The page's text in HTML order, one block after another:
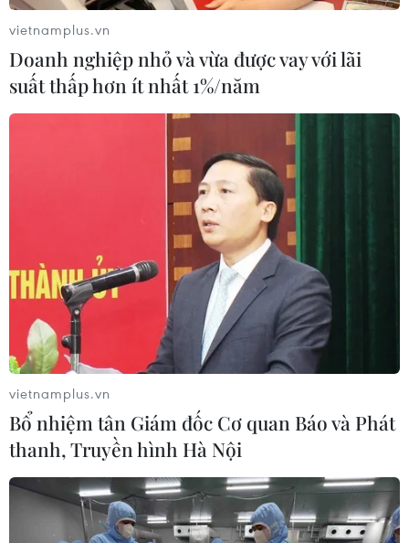
Khơi dậy khát vọng cống hiến của thế hệ
trẻ Việt Nam khắp năm châu
Trại hè Việt Nam do Ủy ban Nhà nước về người Việt
Nam ở nước ngoài, Bộ Ngoại giao tổ chức từ năm
2004. Hoạt động này đã trở thành điểm hẹn không thể
thiếu của học sinh, sinh viên Việt Nam ở nước ngoài
vietnamplus.vn
Doanh nghiệp nhỏ và vừa được vay với lãi
suất thấp hơn ít nhất 1%/năm
vietnamplus.vn
Bổ nhiệm tân Giám đốc Cơ quan Báo và Phát
thanh, Truyền hình Hà Nội